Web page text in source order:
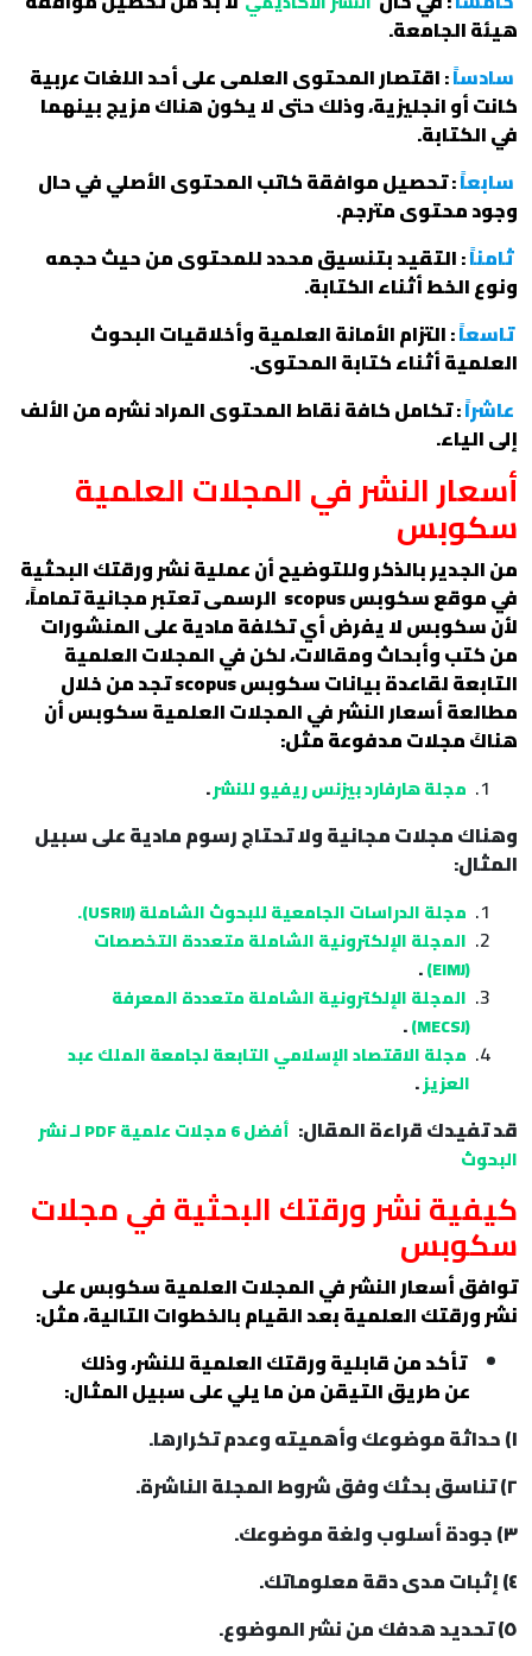
هيئة الجامعة.
سادساً: اقتصار المحتوى العلمى على أحد اللغات عربية
كانت أو انجليزية، وذلك حتى لا يكون هناك مزيج بينهما
في الكتابة.
سابعاً: تحصيل موافقة كاتب المحتوى الأصلي في حال
وجود محتوى مترجم.
ثامناً: التقيد بتنسيق محدد للمحتوى من حيث حجمه
ونوع الخط أثناء الكتابة.
تاسعاً: التزام الأمانة العلمية وأخلاقيات البحوث
العلمية أثناء كتابة المحتوى.
عاشراً: تكامل كافة نقاط المحتوى المراد نشره من الألف
إلى الياء.
أسعار النشر في المجلات العلمية
سكوبس
من الجدير بالذكر وللتوضيح أن عملية نشر ورقتك البحثية
في موقع سكوبسscopus الرسمى تعتبر مجانية تماماً،
لأن سكوبس لا يفرض أي تكلفة مادية على المنشورات
من كتب وأبحاث ومقالات، لكن في المجلات العلمية
التابعة لقاعدة بيانات سكوبسscopusتجد من خلال
مطالعة أسعار النشر في المجلات العلمية سكوبس أن
هناكَ مجلات مدفوعة مثل:
مجلة هارفارد بيزنس ريفيو للنشر.
وهناك مجلات مجانية ولا تحتاج رسوم مادية على سبيل
المثال:
مجلة الدراسات الجامعية للبحوث الشاملة (USRIJ).
المجلة الإلكترونية الشاملة متعددة التخصصات
(EIMJ)
.
المجلة الإلكترونية الشاملة متعددة المعرفة
(MECSJ)
.
مجلة الاقتصاد الإسلامي التابعة لجامعة الملك عبد
العزيز.
قد تفيدك قراءة المقال:
أفضل 6 مجلات علمية PDF لـ نشر
البحوث
كيفية نشر ورقتك البحثية في مجلات
سكوبس
توافقأسعار النشر في المجلات العلمية سكوبسعلى
نشر ورقتك العلمية بعد القيام بالخطوات التالية، مثل:
تأكد من قابلية ورقتك العلمية للنشر، وذلك
عن طريق التيقن من ما يلي على سبيل المثال:
١) حداثة موضوعك وأهميته وعدم تكرارها.
٢) تناسق بحثك وفق شروط المجلة الناشرة.
٣) جودة أسلوب ولغة موضوعك.
٤) إثبات مدى دقة معلوماتك.
٥) تحديد هدفك من نشر الموضوع.